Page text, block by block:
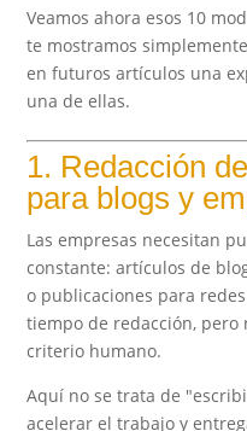
Veamos ahora esos 10
te mostramos
en futuros artículos una
una de ellas.
1. Redacción
para blogs y
Las empresas necesitan
constante: artículos de
o publicaciones para
tiempo de redacción,
criterio humano.
Aquí no se trata de
acelerar el trabajo y